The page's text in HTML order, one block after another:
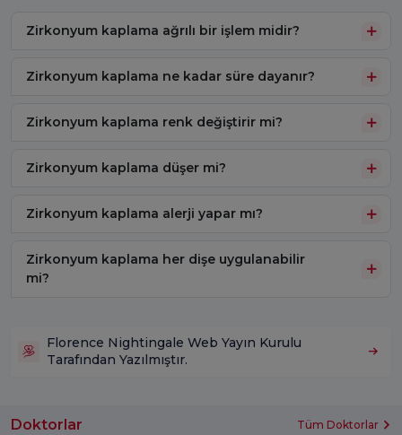
Zirkonyum kaplama ağrılı bir işlem midir?
Zirkonyum kaplama ne kadar süre dayanır?
Zirkonyum kaplama renk değiştirir mi?
Zirkonyum kaplama düşer mi?
Zirkonyum kaplama alerji yapar mı?
Zirkonyum kaplama her dişe uygulanabilir
mi?
Florence Nightingale Web Yayın Kurulu
Tarafından Yazılmıştır.
Doktorlar Tüm Doktorlar